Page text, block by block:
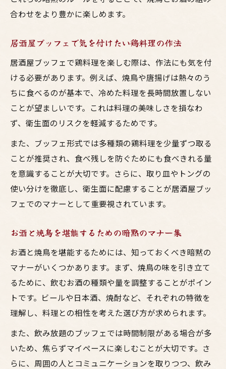
合わせをより豊かに楽しめます。
居酒屋ブッフェで気を付けたい鶏料理の作法
居酒屋ブッフェで鶏料理を楽しむ際は、作法にも気を付
ける必要があります。例えば、焼鳥や唐揚げは熱々のう
ちに食べるのが基本で、冷めた料理を長時間放置しない
ことが望ましいです。これは料理の美味しさを損なわ
ず、衛生面のリスクを軽減するためです。
また、ブッフェ形式では多種類の鶏料理を少量ずつ取る
ことが推奨され、食べ残しを防ぐためにも食べきれる量
を意識することが大切です。さらに、取り皿やトングの
使い分けを徹底し、衛生面に配慮することが居酒屋ブッ
フェでのマナーとして重要視されています。
お酒と焼鳥を堪能するための暗黙のマナー集
お酒と焼鳥を堪能するためには、知っておくべき暗黙の
マナーがいくつかあります。まず、焼鳥の味を引き立て
るために、飲むお酒の種類や量を調整することがポイン
トです。ビールや日本酒、焼酎など、それぞれの特徴を
理解し、料理との相性を考えた選び方が求められます。
また、飲み放題のブッフェでは時間制限がある場合が多
いため、焦らずマイペースに楽しむことが大切です。さ
らに、周囲の人とコミュニケーションを取りつつ、飲み